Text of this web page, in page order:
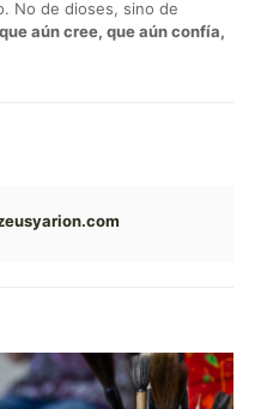
No de dioses, sino de
aún cree, que aún confía,